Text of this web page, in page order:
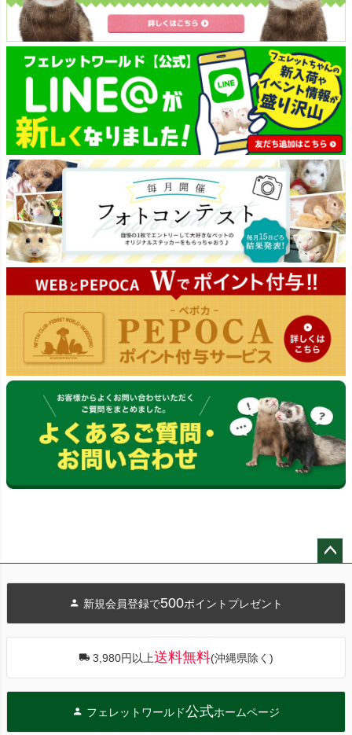
へ
新規会員登録で500ポイントプレゼント
3,980円以上送料無料(沖縄県除く)
フェレットワールド公式ホームページ